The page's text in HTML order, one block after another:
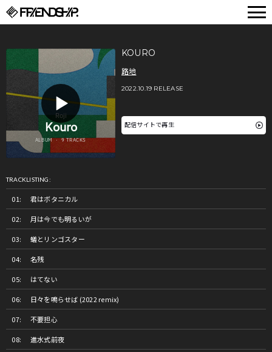
KOURO
路地
2022.10.19 RELEASE
配信サイトで再生
TRACKLISTING:
君はボタニカル
月は今でも明るいが
蟻とリンゴスター
名残
はてない
日々を鳴らせば (2022 remix)
不要担心
進水式前夜